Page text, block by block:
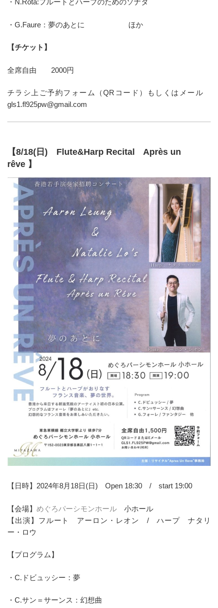
・N.Rota:フルートとハープのためのソナタ
・G.Faure：夢のあとに ほか
【チケット】
全席自由 2000円
チラシ上ご予約フォーム（QRコード）もしくはメール
gls1.fl925pw@gmail.com
【8/18(日) Flute&Harp Recital Après un
rêve 】
【日時】2024年8月18日(日) Open 18:30 / start 19:00
【会場】 めぐろパーシモンホール 小ホール
【出演】フルート アーロン・レオン / ハープ ナタリ
ー・ロウ
【プログラム】
・C.ドビュッシー：夢
・C.サン＝サーンス：幻想曲